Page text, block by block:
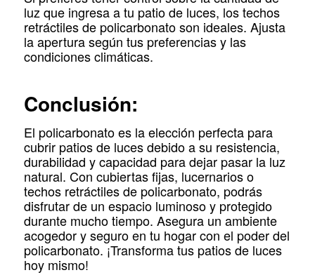
luz que ingresa a tu patio de luces, los techos
retráctiles de policarbonato son ideales. Ajusta
la apertura según tus preferencias y las
condiciones climáticas.
Conclusión:
El policarbonato es la elección perfecta para
cubrir patios de luces debido a su resistencia,
durabilidad y capacidad para dejar pasar la luz
natural. Con cubiertas fijas, lucernarios o
techos retráctiles de policarbonato, podrás
disfrutar de un espacio luminoso y protegido
durante mucho tiempo. Asegura un ambiente
acogedor y seguro en tu hogar con el poder del
policarbonato. ¡Transforma tus patios de luces
hoy mismo!